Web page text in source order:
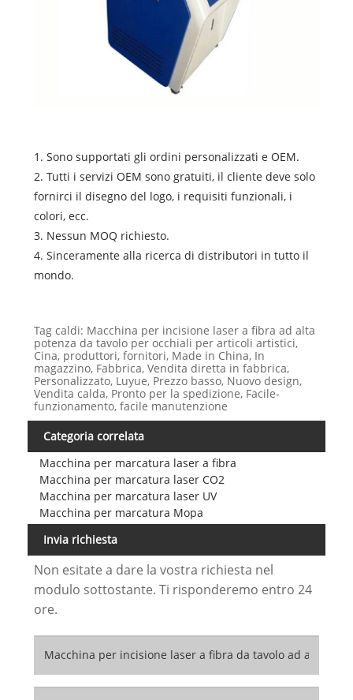
1. Sono supportati gli ordini personalizzati e OEM.
2. Tutti i servizi OEM sono gratuiti, il cliente deve solo
fornirci il disegno del logo, i requisiti funzionali, i
colori, ecc.
3. Nessun MOQ richiesto.
4. Sinceramente alla ricerca di distributori in tutto il
mondo.
Tag caldi: Macchina per incisione laser a fibra ad alta
potenza da tavolo per occhiali per articoli artistici,
Cina, produttori, fornitori, Made in China, In
magazzino, Fabbrica, Vendita diretta in fabbrica,
Personalizzato, Luyue, Prezzo basso, Nuovo design,
Vendita calda, Pronto per la spedizione, Facile-
funzionamento, facile manutenzione
Categoria correlata
Macchina per marcatura laser a fibra
Macchina per marcatura laser CO2
Macchina per marcatura laser UV
Macchina per marcatura Mopa
Invia richiesta
Non esitate a dare la vostra richiesta nel
modulo sottostante. Ti risponderemo entro 24
ore.